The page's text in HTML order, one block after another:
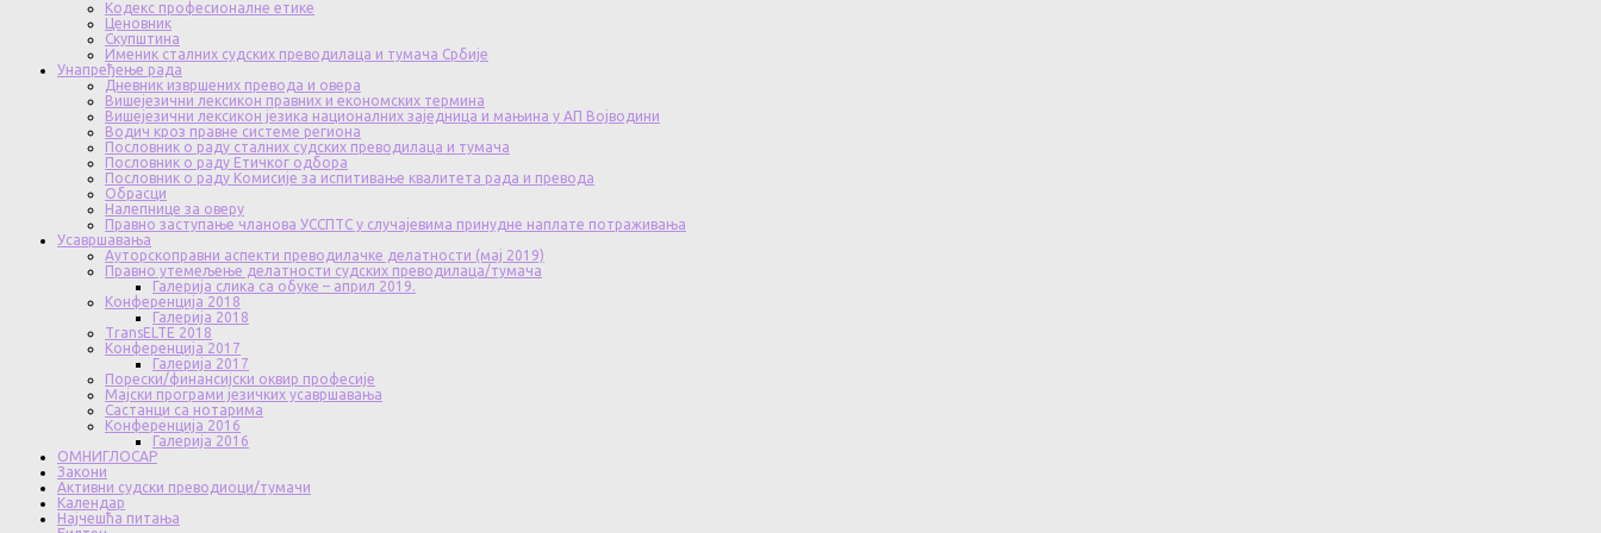
Кодекс професионалне етике
Ценовник
Скупштина
Именик сталних судских преводилаца и тумача Србије
Унапређење рада
Дневник извршених превода и овера
Вишејезични лексикон правних и економских термина
Вишејезични лексикон језика националних заједница и мањина у АП Војводини
Водич кроз правне системе региона
Пословник о раду сталних судских преводилаца и тумача
Пословник о раду Етичког одбора
Пословник о раду Комисије за испитивање квалитета рада и превода
Обрасци
Налепнице за оверу
Правно заступање чланова УССПТС у случајевима принудне наплате потраживања
Усавршавања
Ауторскоправни аспекти преводилачке делатности (мај 2019)
Правно утемељење делатности судских преводилаца/тумача
Галерија слика са обуке – април 2019.
Конференција 2018
Галерија 2018
TransELTE 2018
Конференција 2017
Галерија 2017
Порески/финансијски оквир професије
Мајски програми језичких усавршавања
Састанци са нотарима
Конференција 2016
Галерија 2016
ОМНИГЛОСАР
Закони
Активни судски преводиоци/тумачи
Календар
Најчешћа питања